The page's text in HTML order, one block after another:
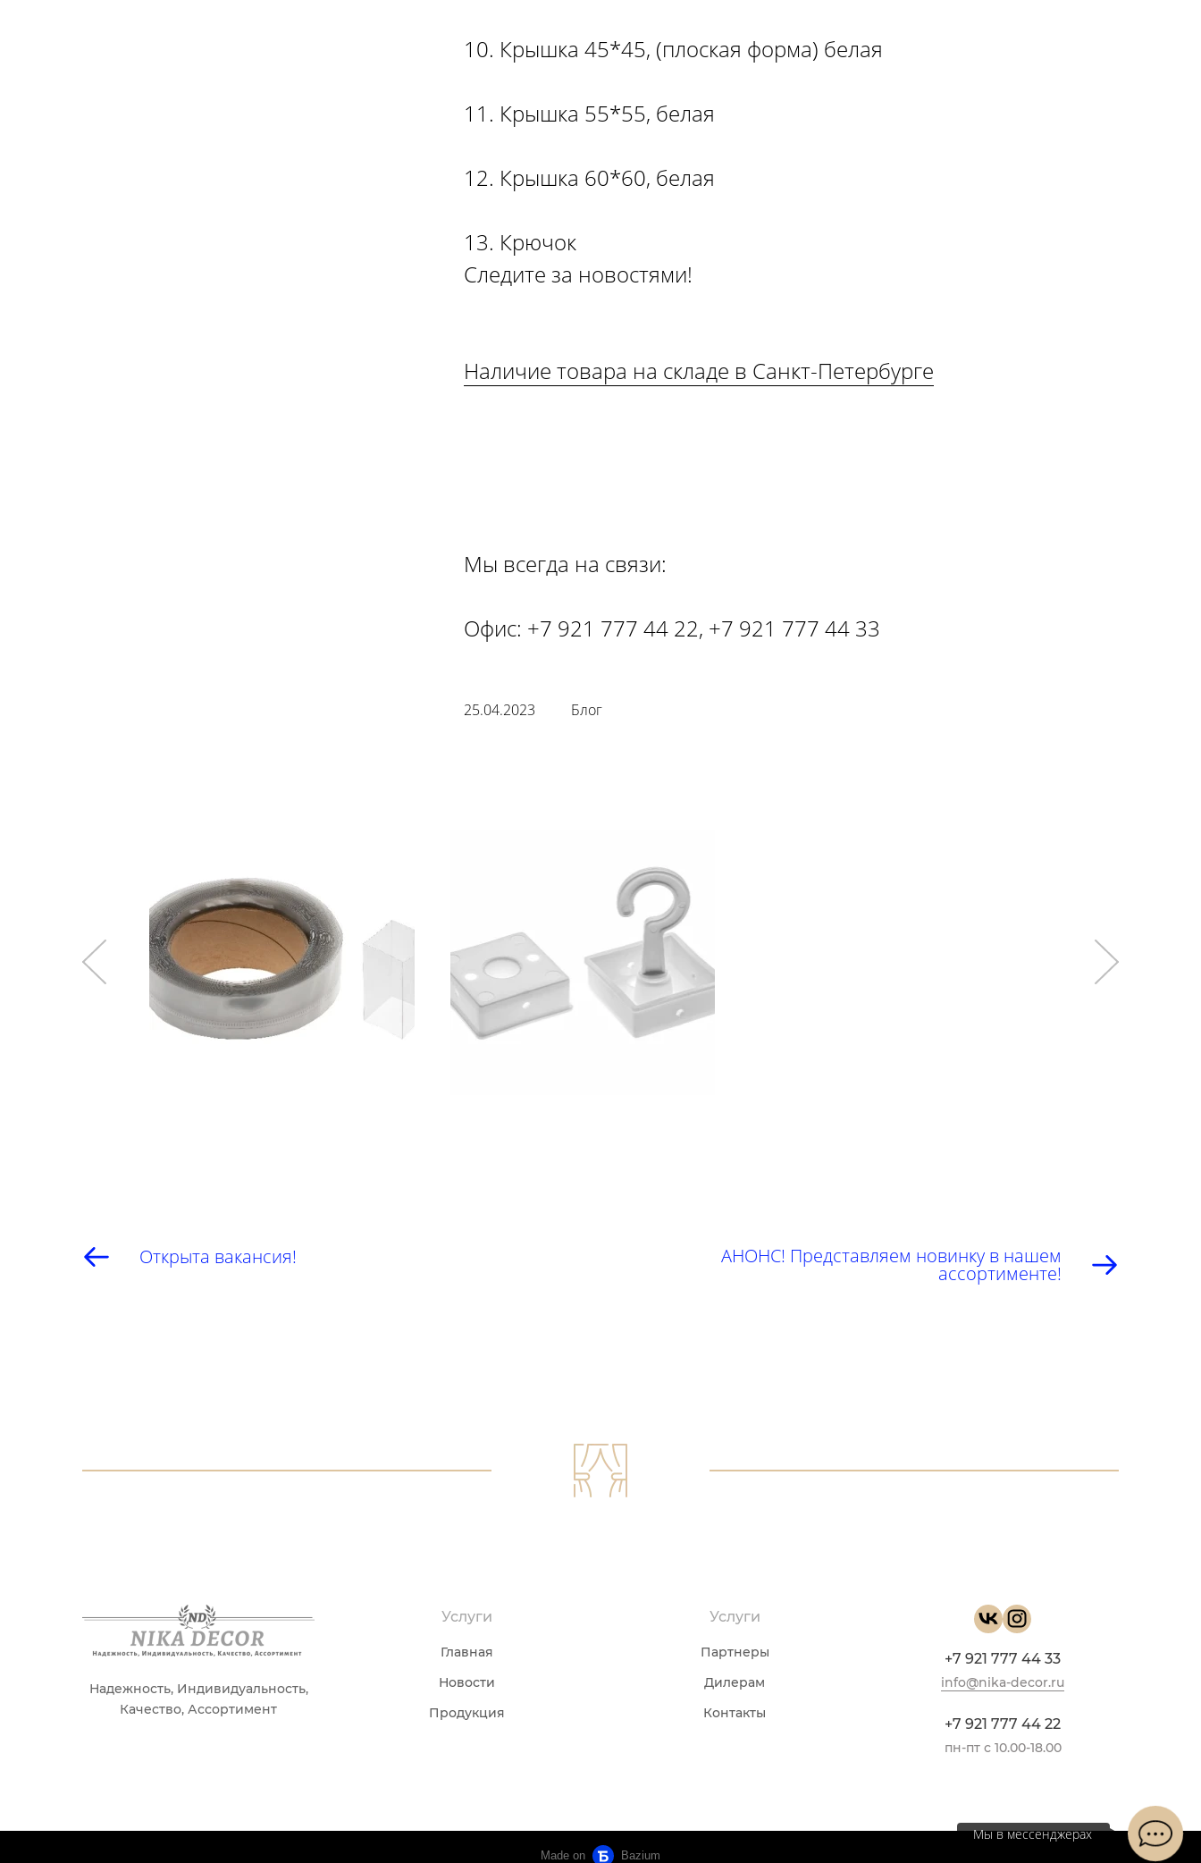
10. Крышка 45*45, (плоская форма) белая
11. Крышка 55*55, белая
12. Крышка 60*60, белая
13. Крючок
Следите за новостями!
Наличие товара на складе в Санкт-Петербурге
Мы всегда на связи:
Офис: +7 921 777 44 22, +7 921 777 44 33
25.04.2023 Блог
Открыта вакансия! АНОНС! Представляем новинку в нашем
ассортименте!
Мы в мессенджерах
Надежность, Индивидуальность,
Качество, Ассортимент
Услуги
Главная
Новости
Продукция
Услуги
Партнеры
Дилерам
Контакты
+7 921 777 44 33
info@nika-decor.ru
+7 921 777 44 22
пн-пт с 10.00-18.00
Made on Bazium